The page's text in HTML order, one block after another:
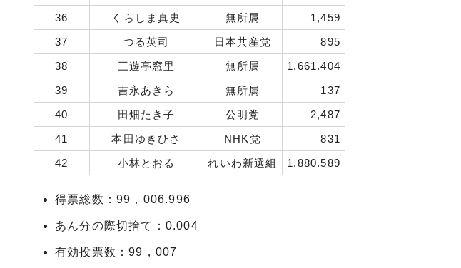
36
くらしま真史 無所属
1,459
37
つる英司 日本共産党
895
38
三遊亭窓里 無所属
1,661.404
39
吉永あきら 無所属
137
40
田畑たき子 公明党
2,487
41
本田ゆきひさ NHK党
831
42
小林とおる れいわ新選組 1,880.589
得票総数：99，006.996
あん分の際切捨て：0.004
有効投票数：99，007